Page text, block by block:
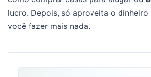
lucro. Depois, só aproveita o dinheiro
você fazer mais nada.